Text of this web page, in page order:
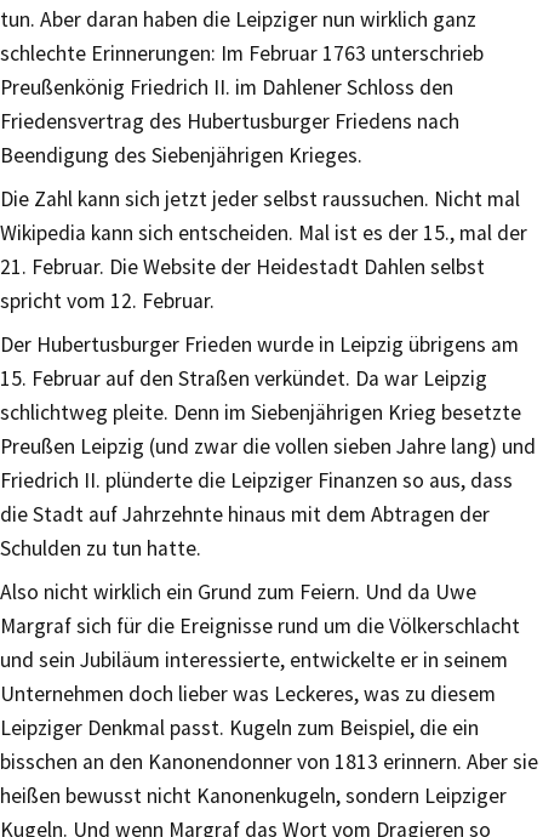
tun. Aber daran haben die Leipziger nun wirklich ganz
schlechte Erinnerungen: Im Februar 1763 unterschrieb
Preußenkönig Friedrich II. im Dahlener Schloss den
Friedensvertrag des Hubertusburger Friedens nach
Beendigung des Siebenjährigen Krieges.
Die Zahl kann sich jetzt jeder selbst raussuchen. Nicht mal
Wikipedia kann sich entscheiden. Mal ist es der 15., mal der
21. Februar. Die Website der Heidestadt Dahlen selbst
spricht vom 12. Februar.
Der Hubertusburger Frieden wurde in Leipzig übrigens am
15. Februar auf den Straßen verkündet. Da war Leipzig
schlichtweg pleite. Denn im Siebenjährigen Krieg besetzte
Preußen Leipzig (und zwar die vollen sieben Jahre lang) und
Friedrich II. plünderte die Leipziger Finanzen so aus, dass
die Stadt auf Jahrzehnte hinaus mit dem Abtragen der
Schulden zu tun hatte.
Also nicht wirklich ein Grund zum Feiern. Und da Uwe
Margraf sich für die Ereignisse rund um die Völkerschlacht
und sein Jubiläum interessierte, entwickelte er in seinem
Unternehmen doch lieber was Leckeres, was zu diesem
Leipziger Denkmal passt. Kugeln zum Beispiel, die ein
bisschen an den Kanonendonner von 1813 erinnern. Aber sie
heißen bewusst nicht Kanonenkugeln, sondern Leipziger
Kugeln. Und wenn Margraf das Wort vom Dragieren so